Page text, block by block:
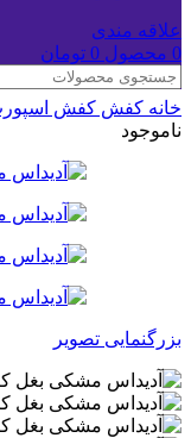
علاقه مندی
0 محصول 0 تومان
خانه کفش کفش
ناموجود
بزرگنمایی تصویر